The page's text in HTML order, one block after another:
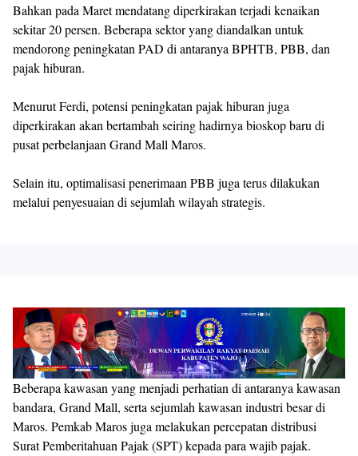
Bahkan pada Maret mendatang diperkirakan terjadi kenaikan
sekitar 20 persen. Beberapa sektor yang diandalkan untuk
mendorong peningkatan PAD di antaranya BPHTB, PBB, dan
pajak hiburan.
Menurut Ferdi, potensi peningkatan pajak hiburan juga
diperkirakan akan bertambah seiring hadirnya bioskop baru di
pusat perbelanjaan Grand Mall Maros.
Selain itu, optimalisasi penerimaan PBB juga terus dilakukan
melalui penyesuaian di sejumlah wilayah strategis.
Beberapa kawasan yang menjadi perhatian di antaranya kawasan
bandara, Grand Mall, serta sejumlah kawasan industri besar di
Maros. Pemkab Maros juga melakukan percepatan distribusi
Surat Pemberitahuan Pajak (SPT) kepada para wajib pajak.